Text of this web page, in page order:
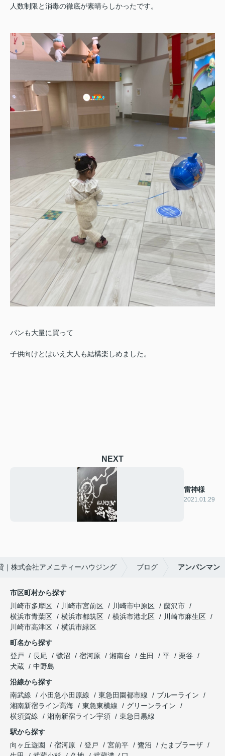
人数制限と消毒の徹底が素晴らしかったです。
パンも大量に買って
子供向けとはいえ大人も結構楽しめました。
NEXT
雷神様
2021.01.29
｜株式会社アメニティーハウジング ブログ アンパンマン
市区町村から探す
川崎市多摩区
川崎市宮前区 川崎市中原区
藤沢市
横浜市青葉区
横浜市都筑区 横浜市港北区
川崎市麻生区
川崎市高津区
横浜市緑区
町名から探す
登戸
長尾 鷺沼 宿河原 湘南台 生田 平
栗谷
犬蔵
中野島
沿線から探す
南武線
小田急小田原線 東急田園都市線
ブルーライン
湘南新宿ライン高海
東急東横線
グリーンライン
横須賀線
湘南新宿ライン宇須
東急目黒線
駅から探す
向ヶ丘遊園
宿河原 登戸 宮前平 鷺沼
たまプラーザ